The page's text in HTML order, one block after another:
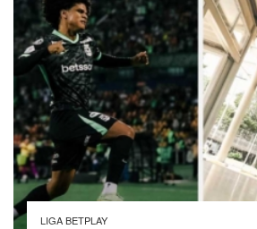
LIGA BETPLAY